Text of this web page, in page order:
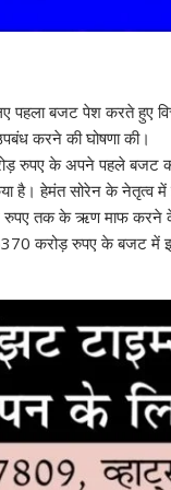
बजट पेश करते हुए
करने की घोषणा की।
रुपए के अपने पहले बजट को
हेमंत सोरेन के नेतृत्व में
रुपए तक के ऋण माफ
करोड़ रुपए के बजट